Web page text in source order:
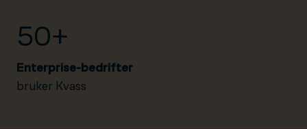
50+
Enterprise-bedrifter
bruker Kvass